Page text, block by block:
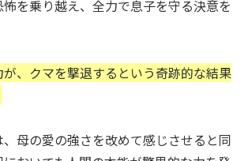
を乗り越え、全力で息子を守る決意を
が、クマを撃退するという奇跡的な結果
母の愛の強さを改めて感じさせると同